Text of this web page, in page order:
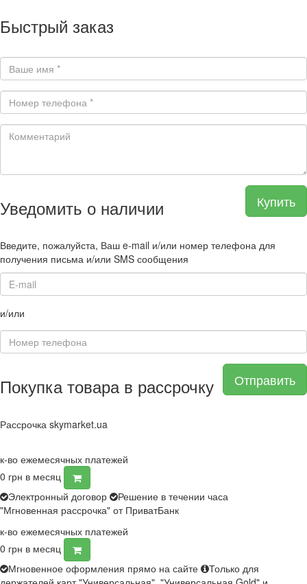
Быстрый заказ
Купить
Уведомить о наличии
Введите, пожалуйста, Ваш e-mail и/или номер телефона для
получения письма и/или SMS сообщения
и/или
Отправить
Покупка товара в рассрочку
Рассрочка skymarket.ua
к-во ежемесячных платежей
0 грн в месяц
Электронный договор
Решение в течении часа
"Мгновенная рассрочка" от ПриватБанк
к-во ежемесячных платежей
0 грн в месяц
Мгновенное оформления прямо на сайте
Только для